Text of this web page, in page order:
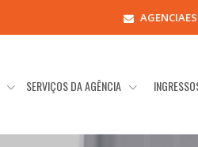
SERVIÇOS DA AGÊNCIA